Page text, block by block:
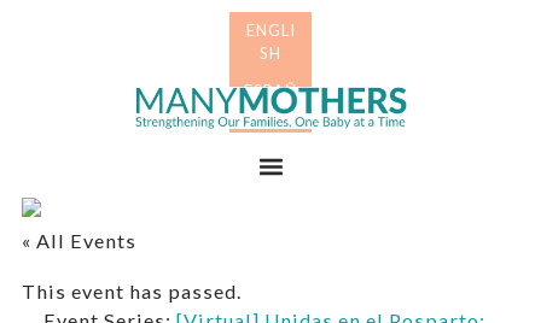
« All Events
This event has passed.